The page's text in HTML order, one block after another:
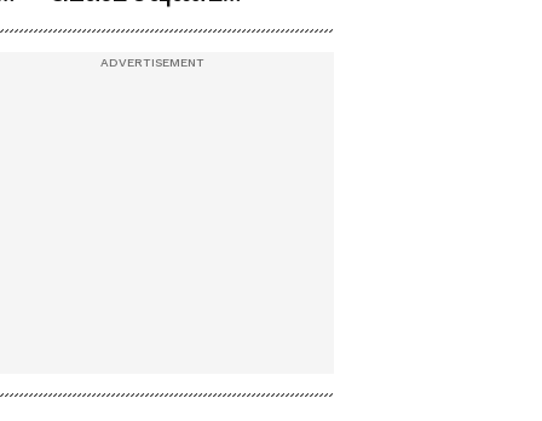
எக்ஸ்பீரியன்ஸ்